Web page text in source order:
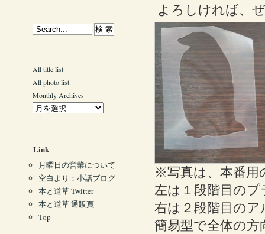
よろしければ、
※写真は、本番用
左は１段階目の
右は２段階目の
簡易型で全体の
All title list
All photo list
Monthly Archives
Link
月曜日の営業について
空白より：小話ブログ
本と道草 Twitter
本と道草 通販頁
Top